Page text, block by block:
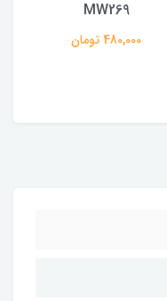
MW269
480,000 تومان